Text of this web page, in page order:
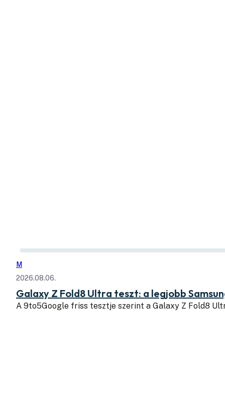
M
2026.08.06.
Galaxy Z Fold8 Ultra teszt: a legjobb
A 9to5Google friss tesztje szerint a Galaxy Z Fold8